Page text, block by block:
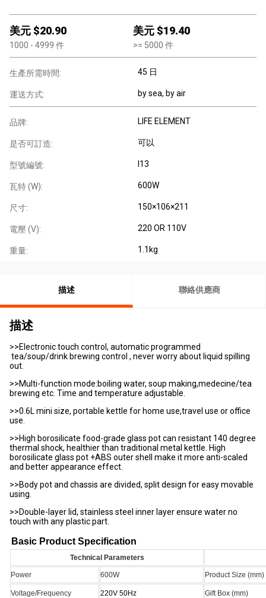
美元 $20.90
1000 - 4999 件
美元 $19.40
>= 5000 件
生產所需時間: 45 日
運送方式: by sea, by air
品牌: LIFE ELEMENT
是否可訂造: 可以
型號編號: I13
瓦特 (W): 600W
尺寸: 150×106×211
電壓 (V): 220 OR 110V
重量: 1.1kg
描述 聯絡供應商
描述
>>Electronic touch control, automatic programmed
tea/soup/drink brewing control , never worry about liquid spilling
out.
>>Multi-function mode:boiling water, soup making,medecine/tea
brewing etc. Time and temperature adjustable.
>>0.6L mini size, portable kettle for home use,travel use or office
use.
>>High borosilicate food-grade glass pot can resistant 140 degree
thermal shock, healthier than traditional metal kettle. High
borosilicate glass pot +ABS outer shell make it more anti-scaled
and better appearance effect.
>>Body pot and chassis are divided, split design for easy movable
using.
>>Double-layer lid, stainless steel inner layer ensure water no
touch with any plastic part.
Basic Product Specification
Technical Parameters
Power 600W Product Size (mm)
Voltage/Frequency 220V 50Hz Gift Box (mm)